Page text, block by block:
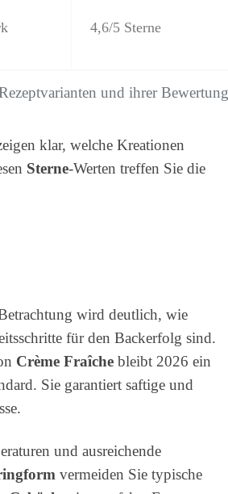
und ihrer
4,6/5 Sterne
klar, welche Kreationen
Sterne-Werten treffen Sie die
wird deutlich, wie
für den Backerfolg sind.
Crème Fraîche bleibt 2026 ein
Sie garantiert saftige und
und ausreichende
vermeiden Sie typische